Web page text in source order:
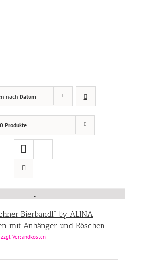
nach Datum
Produkte
Bierbandl” by ALINA
mit Anhänger und Röschen
zzgl. Versandkosten